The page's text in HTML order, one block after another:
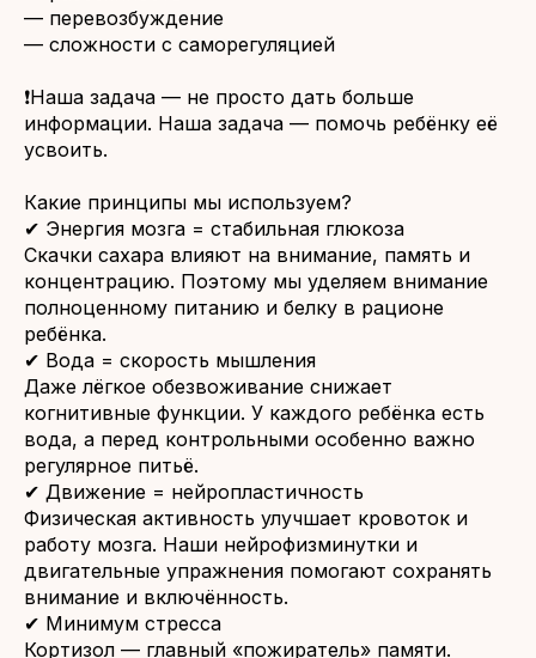
— перевозбуждение
— сложности с саморегуляцией
❗Наша задача — не просто дать больше
информации. Наша задача — помочь ребёнку её
усвоить.
Какие принципы мы используем?
✔ Энергия мозга = стабильная глюкоза
Скачки сахара влияют на внимание, память и
концентрацию. Поэтому мы уделяем внимание
полноценному питанию и белку в рационе
ребёнка.
✔ Вода = скорость мышления
Даже лёгкое обезвоживание снижает
когнитивные функции. У каждого ребёнка есть
вода, а перед контрольными особенно важно
регулярное питьё.
✔ Движение = нейропластичность
Физическая активность улучшает кровоток и
работу мозга. Наши нейрофизминутки и
двигательные упражнения помогают сохранять
внимание и включённость.
✔ Минимум стресса
Кортизол — главный «пожиратель» памяти.